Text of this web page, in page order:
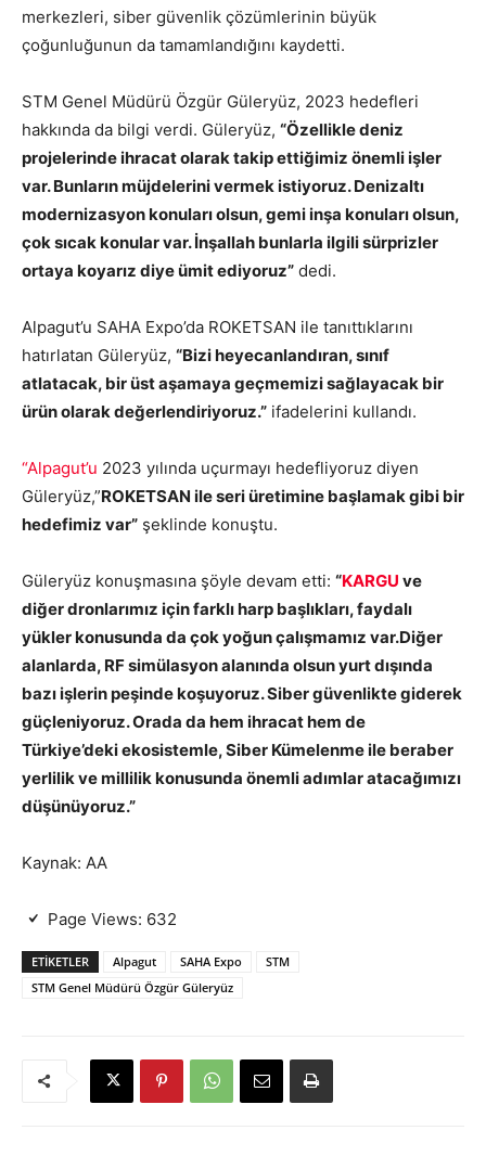
merkezleri, siber güvenlik çözümlerinin büyük
çoğunluğunun da tamamlandığını kaydetti.
STM Genel Müdürü Özgür Güleryüz, 2023 hedefleri
hakkında da bilgi verdi. Güleryüz, “Özellikle deniz
projelerinde ihracat olarak takip ettiğimiz önemli işler
var. Bunların müjdelerini vermek istiyoruz. Denizaltı
modernizasyon konuları olsun, gemi inşa konuları olsun,
çok sıcak konular var. İnşallah bunlarla ilgili sürprizler
ortaya koyarız diye ümit ediyoruz” dedi.
Alpagut’u SAHA Expo’da ROKETSAN ile tanıttıklarını
hatırlatan Güleryüz, “Bizi heyecanlandıran, sınıf
atlatacak, bir üst aşamaya geçmemizi sağlayacak bir
ürün olarak değerlendiriyoruz.” ifadelerini kullandı.
“Alpagut’u 2023 yılında uçurmayı hedefliyoruz diyen
Güleryüz,”ROKETSAN ile seri üretimine başlamak gibi bir
hedefimiz var” şeklinde konuştu.
Güleryüz konuşmasına şöyle devam etti: “KARGU ve
diğer dronlarımız için farklı harp başlıkları, faydalı
yükler konusunda da çok yoğun çalışmamız var.Diğer
alanlarda, RF simülasyon alanında olsun yurt dışında
bazı işlerin peşinde koşuyoruz. Siber güvenlikte giderek
güçleniyoruz. Orada da hem ihracat hem de
Türkiye’deki ekosistemle, Siber Kümelenme ile beraber
yerlilik ve millilik konusunda önemli adımlar atacağımızı
düşünüyoruz.”
Kaynak: AA
Page Views: 632
ETIKETLER Alpagut SAHA Expo
STM
STM Genel Müdürü Özgür Güleryüz